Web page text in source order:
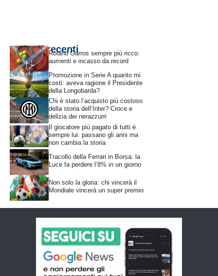
Articoli recentiRoland Garros sempre più ricco:
aumenti e incasso da record
Promozione in Serie A quanto mi
costi: aveva ragione il Presidente
della Longobarda?
Chi è stato l’acquisto più costoso
della storia dell’Inter? Croce e
delizia dei nerazzurri
Il giocatore più pagato di tutti è
sempre lui: passano gli anni ma
non cambia la storia
Tracollo della Ferrari in Borsa: la
Luce fa perdere l’8% in un giorno
Non solo la gloria: chi vincerà il
Mondiale vincerà un super premio